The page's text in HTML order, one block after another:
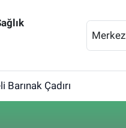
Merkez
Çadırı